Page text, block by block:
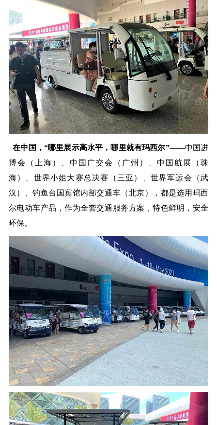
在中国，“哪里展示高水平，哪里就有玛西尔”——中国进
博会（上海）、中国广交会（广州）、中国航展（珠
海）、世界小姐大赛总决赛（三亚）、世界军运会（武
汉）、钓鱼台国宾馆内部交通车（北京），都是选用玛西
尔电动车产品，作为全套交通服务方案，特色鲜明，安全
环保。